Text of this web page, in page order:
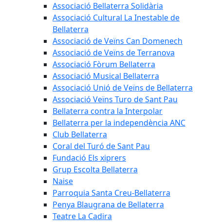
Associació Bellaterra Solidària
Associació Cultural La Inestable de
Bellaterra
Associació de Veïns Can Domenech
Associació de Veïns de Terranova
Associació Fòrum Bellaterra
Associació Musical Bellaterra
Associació Unió de Veïns de Bellaterra
Associació Veïns Turo de Sant Pau
Bellaterra contra la Interpolar
Bellaterra per la independència ANC
Club Bellaterra
Coral del Turó de Sant Pau
Fundació Els xiprers
Grup Escolta Bellaterra
Naise
Parroquia Santa Creu-Bellaterra
Penya Blaugrana de Bellaterra
Teatre La Cadira